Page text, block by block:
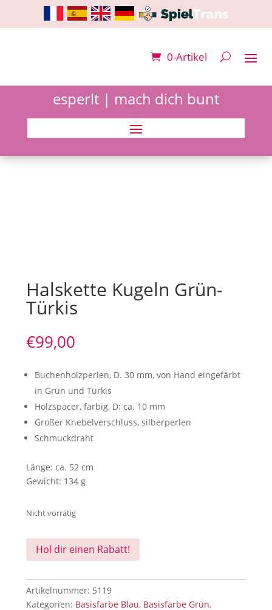
0-Artikel
esperlt | mach dich bunt
Halskette Kugeln Grün-
Türkis
€99,00
Buchenholzperlen, D. 30 mm, von Hand eingefärbt
in Grün und Türkis
Holzspacer, farbig, D: ca. 10 mm
Großer Knebelverschluss, silberperlen
Schmuckdraht
Länge: ca. 52 cm
Gewicht: 134 g
Nicht vorrätig
Hol dir einen Rabatt!
Artikelnummer: 5119
Kategorien: Basisfarbe Blau, Basisfarbe Grün,